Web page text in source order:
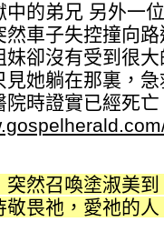
中的弟兄 另外一
然車子失控撞向
妹卻沒有受到很
見她躺在那裏，
院時證實已經死亡
突然召喚塗淑美
敬畏祂，愛祂的